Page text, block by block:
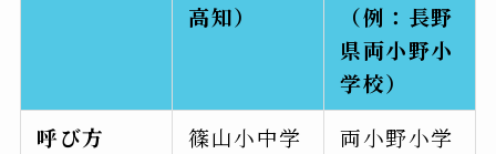
高知）
（例：長野
県両小野小
学校）
呼び方
篠山小中学
両小野小学